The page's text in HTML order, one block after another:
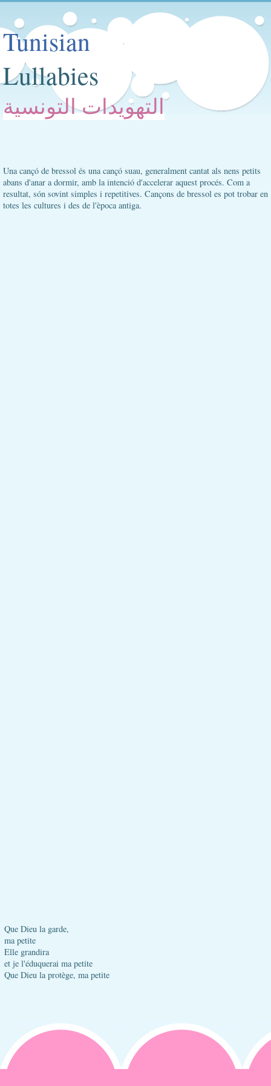
Tunisian
Lullabies
التهويدات التونسية
Una cançó de bressol és una cançó suau, generalment cantat als nens petits
abans d'anar a dormir, amb la intenció d'accelerar aquest procés. Com a
resultat, són sovint simples i repetitives. Cançons de bressol es pot trobar en
totes les cultures i des de l'època antiga.
Que Dieu la garde,
ma petite
Elle grandira
et je l'éduquerai ma petite
Que Dieu la protège, ma petite